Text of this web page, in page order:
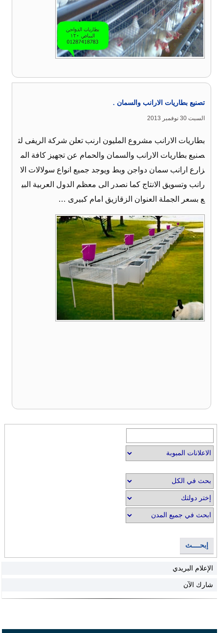
تصنيع بطاريات الارانب والسمان .
السبت 30 نوفمبر 2013
بطاريات الارانب مشروع المليون ارنب تعلن شركة الريفى لت
صنيع بطاريات الارانب والسمان والحمام عن تجهيز كافة الم
زارع ارانب سمان دواجن وبط ويوجد جميع انواع سولالات الا
رانب وتسويق الانتاج كما نصدر الى معظم الدول العربية البي
ع بسعر الجملة العنوان الزقازيق امام كبيرى …
إبحــــث
الإعلام البريدي
شارك الآن